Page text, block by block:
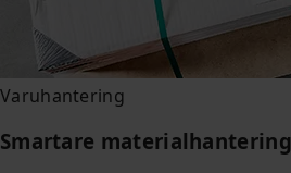
Varuhantering
Smartare materialhantering